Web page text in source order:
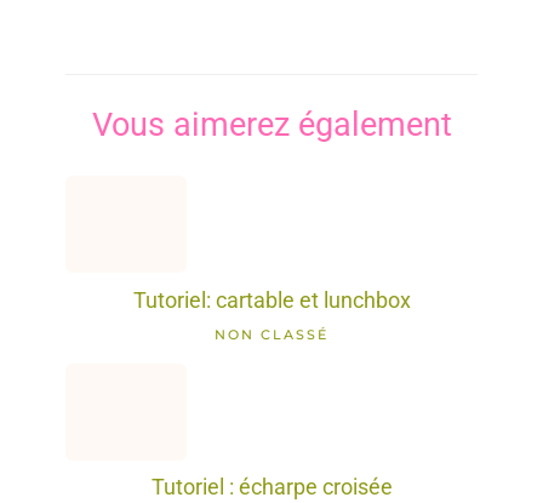
Vous aimerez également
Tutoriel: cartable et lunchbox
NON CLASSÉ
Tutoriel : écharpe croisée